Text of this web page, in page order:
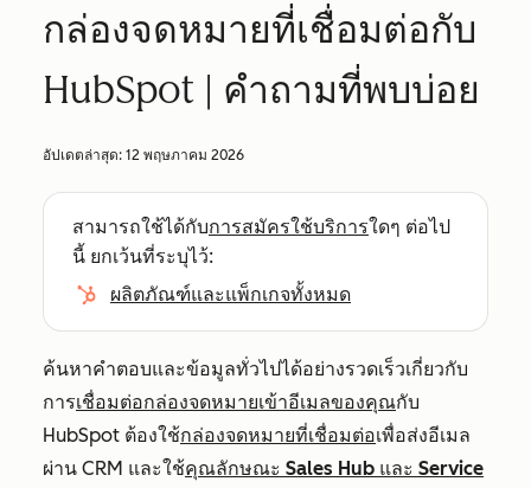
กล่องจดหมายที่เชื่อมต่อกับ
HubSpot | คำถามที่พบบ่อย
อัปเดตล่าสุด: 12 พฤษภาคม 2026
สามารถใช้ได้กับการสมัครใช้บริการใดๆ ต่อไป
นี้ ยกเว้นที่ระบุไว้:
ผลิตภัณฑ์และแพ็กเกจทั้งหมด
ค้นหาคำตอบและข้อมูลทั่วไปได้อย่างรวดเร็วเกี่ยวกับ
การเชื่อมต่อกล่องจดหมายเข้าอีเมลของคุณกับ
HubSpot ต้องใช้กล่องจดหมายที่เชื่อมต่อเพื่อส่งอีเมล
ผ่าน CRM และใช้คุณลักษณะ Sales Hub และ Service